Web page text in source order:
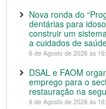
Nova ronda do
dentárias para
construir um
a cuidados de
6 de Agosto de 2026 às
DSAL e FAOM
emprego para o
restauração na
6 de Agosto de 2026 às